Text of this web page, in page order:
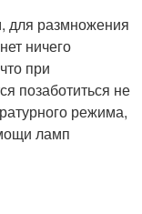
для размножения
ничего
при
позаботиться не
режима,
ламп